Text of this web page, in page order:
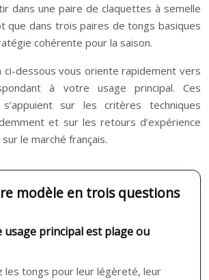
dans une paire de claquettes à semelle
que dans trois paires de tongs basiques
cohérente pour la saison.
ci-dessous vous oriente rapidement vers
à votre usage principal. Ces
s’appuient sur les critères techniques
et sur les retours d’expérience
le marché français.
modèle en trois questions
usage principal est plage ou
les tongs pour leur légèreté, leur